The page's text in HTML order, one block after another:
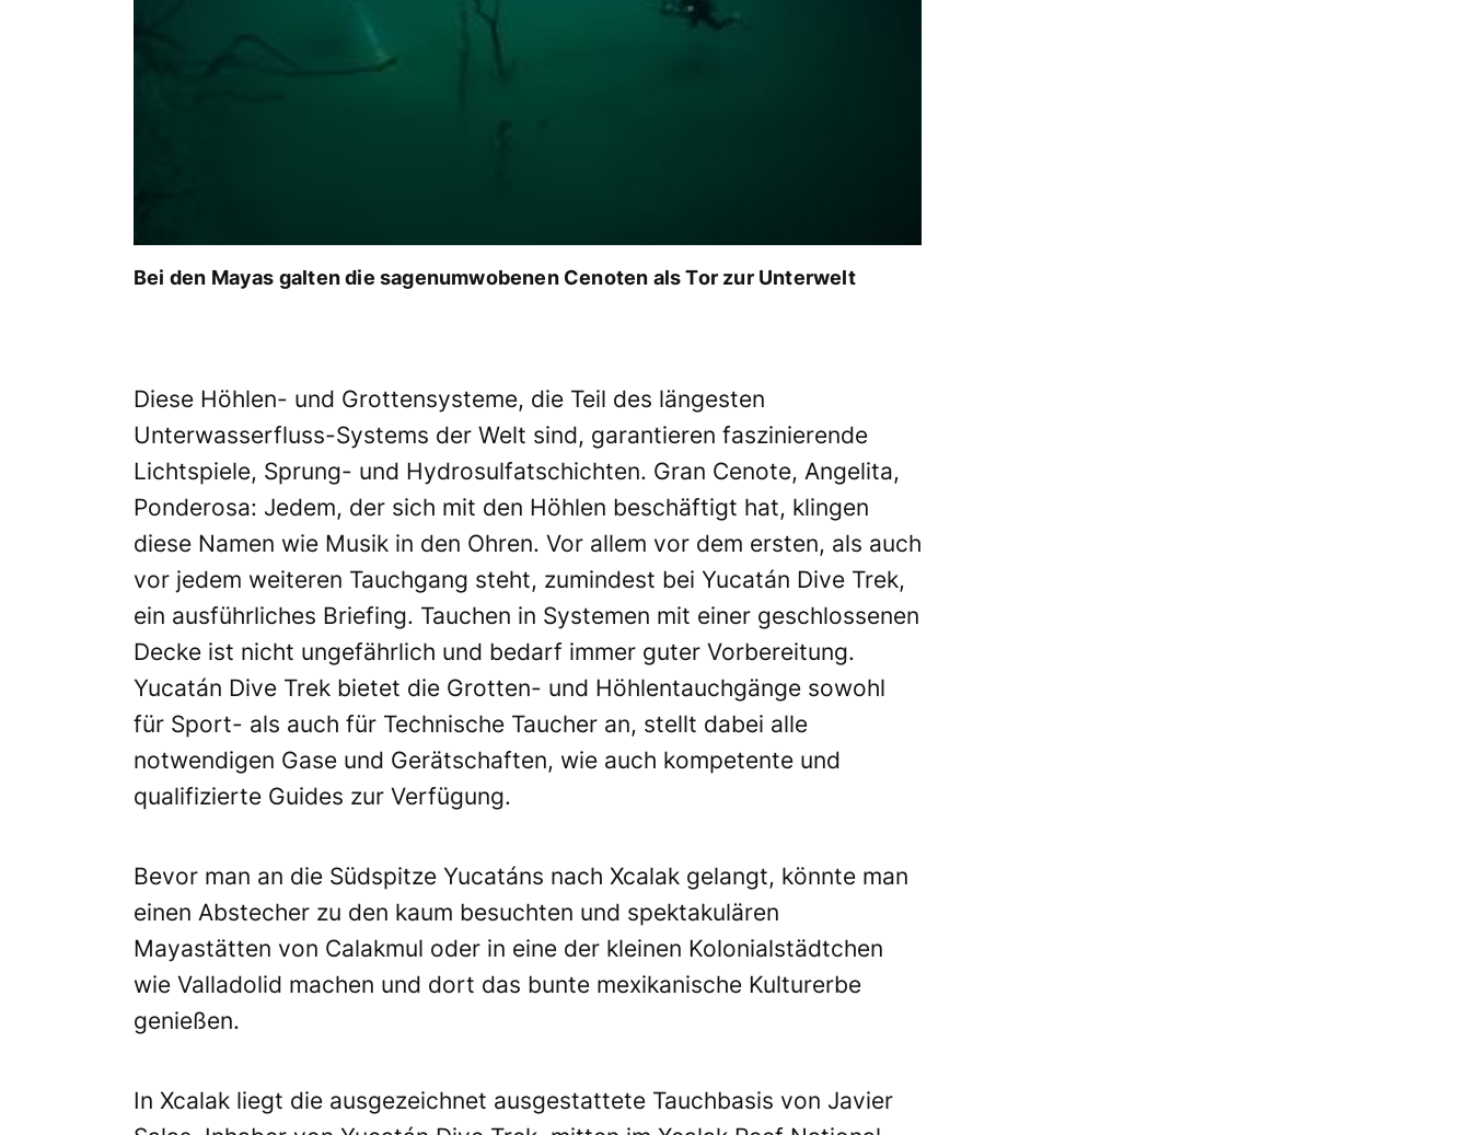
Bei den Mayas galten die sagenumwobenen Cenoten als Tor zur Unterwelt
Diese Höhlen- und Grottensysteme, die Teil des längesten
Unterwasserfluss-Systems der Welt sind, garantieren faszinierende
Lichtspiele, Sprung- und Hydrosulfatschichten. Gran Cenote, Angelita,
Ponderosa: Jedem, der sich mit den Höhlen beschäftigt hat, klingen
diese Namen wie Musik in den Ohren. Vor allem vor dem ersten, als auch
vor jedem weiteren Tauchgang steht, zumindest bei Yucatán Dive Trek,
ein ausführliches Briefing. Tauchen in Systemen mit einer geschlossenen
Decke ist nicht ungefährlich und bedarf immer guter Vorbereitung.
Yucatán Dive Trek bietet die Grotten- und Höhlentauchgänge sowohl
für Sport- als auch für Technische Taucher an, stellt dabei alle
notwendigen Gase und Gerätschaften, wie auch kompetente und
qualifizierte Guides zur Verfügung.
Bevor man an die Südspitze Yucatáns nach Xcalak gelangt, könnte man
einen Abstecher zu den kaum besuchten und spektakulären
Mayastätten von Calakmul oder in eine der kleinen Kolonialstädtchen
wie Valladolid machen und dort das bunte mexikanische Kulturerbe
genießen.
In Xcalak liegt die ausgezeichnet ausgestattete Tauchbasis von Javier